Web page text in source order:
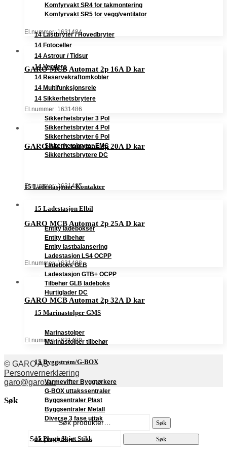
Komfyrvakt SR4 for takmontering
Komfyrvakt SR5 for vegg/ventilator
14 Lastbryter / Hovedbryter
14 Fotoceller
14 Astrour / Tidsur
14 Vendere
14 Reservekraftomkobler
14 Multifunksjonsrele
14 Sikkerhetsbrytere
Sikkerhetsbryter 3 Pol
Sikkerhetsbryter 4 Pol
Sikkerhetsbryter 6 Pol
Sikkerhetsbryter EMC
Sikkerhetsbrytere DC
15 Ladestasjoner-Kontakter
15 Ladestasjon Elbil
Entity ladebokser
Entity tilbehør
Entity lastbalansering
Ladestasjon LS4 OCPP
Ladeboks GLB
Ladestasjon GTB+ OCPP
Tilbehør GLB ladeboks
Hurtiglader DC
15 Marinastolper GMS
Marinastolper
Marinastolper tilbehør
15 Byggstrøm/G-BOX
Varmevifter Byggtørkere
G-BOX uttakssentraler
Byggsentraler Plast
Byggsentraler Metall
Diverse 3 fase uttak
15 Plugg Skjøt Stikk
El.nummer: 1631484
GARO MCB Automat 2p 16A D kar
El.nummer: 1631486
GARO MCB Automat 2p 20A D kar
El.nummer: 1631487
GARO MCB Automat 2p 25A D kar
El.nummer: 1631488
GARO MCB Automat 2p 32A D kar
El.nummer: 1631489
© GARO AS
Personvernerklæring
garo@garo.no
Søk
Søk
etter:
Søk
Søk
etter:
Søk